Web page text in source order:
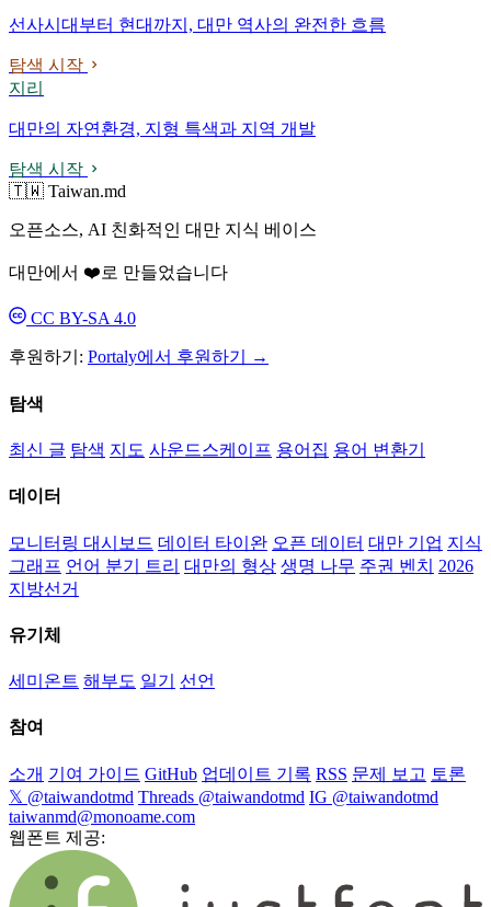
선사시대부터 현대까지, 대만 역사의 완전한 흐름
탐색 시작
지리
대만의 자연환경, 지형 특색과 지역 개발
탐색 시작
🇹🇼 Taiwan.md
오픈소스, AI 친화적인 대만 지식 베이스
대만에서 ❤️로 만들었습니다
CC BY-SA 4.0
후원하기: Portaly에서 후원하기 →
탐색
최신 글 탐색 지도 사운드스케이프 용어집 용어 변환기
데이터
모니터링 대시보드 데이터 타이완 오픈 데이터 대만 기업 지식
그래프 언어 분기 트리 대만의 형상 생명 나무 주권 벤치
2026
지방선거
유기체
세미온트 해부도 일기 선언
참여
소개 기여 가이드 GitHub 업데이트 기록 RSS 문제 보고 토론
𝕏 @taiwandotmd Threads @taiwandotmd IG @taiwandotmd
taiwanmd@monoame.com
웹폰트 제공: